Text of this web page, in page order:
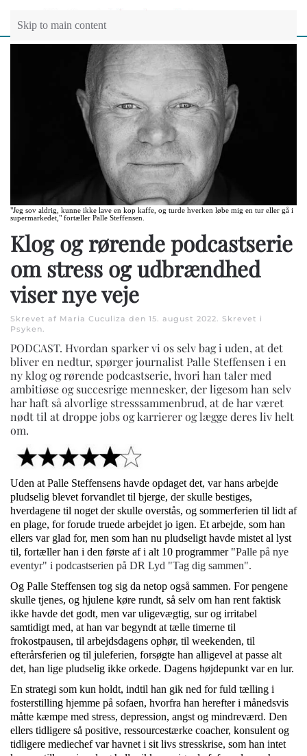
Skip to main content
"Jeg sov aldrig, kunne ikke lave en kop kaffe, og turde hverken løbe mig en tur eller gå i
supermarkedet," fortæller Palle Steffensen.
Klog og rørende podcastserie
om stress og udbrændhed
viser nye veje
Skrevet af Maria Cuculiza den 15. august 2022 . Skrevet i
Psyken
PODCAST. Hvordan sparker vi os selv bag i uden, at det
bliver en nedtur, spørger journalist Palle Steffensen i en
ny klog og rørende podcastserie, hvori han taler med
ambitiøse og succesrige mennesker, der ligesom han selv
har haft så alvorlige stresssammenbrud, at de har været
nødt til at droppe jobs og karrierer og lægge deres liv helt
om.
Uden at Palle Steffensens havde opdaget det, var hans arbejde
pludselig blevet forvandlet til bjerge, der skulle bestiges,
hverdagene til noget der skulle overstås, og sommerferien til lidt af
en plage, for forude truede arbejdet jo igen. Et arbejde, som han
ellers var glad for, men som han nu pludseligt havde mistet al lyst
til, fortæller han i den første af i alt 10 programmer "Palle på nye
eventyr" i podcastserien på DR Lyd "Tag dig sammen".
Og Palle Steffensen tog sig da netop også sammen. For pengene
skulle tjenes, og hjulene køre rundt, så selv om han rent faktisk
ikke havde det godt, men var uligevægtig, sur og irritabel
samtidigt med, at han var begyndt at tælle timerne til
frokostpausen, til arbejdsdagens ophør, til weekenden, til
efterårsferien og til juleferien, forsøgte han alligevel at passe alt
det, han lige pludselig ikke orkede. Dagens højdepunkt var en lur.
En strategi som kun holdt, indtil han gik ned for fuld tælling i
fosterstilling hjemme på sofaen, hvorfra han herefter i månedsvis
måtte kæmpe med stress, depression, angst og mindreværd. Den
ellers tidligere så positive, ressourcestærke coacher, konsulent og
tidligere mediechef var havnet i sit livs stresskrise, som han intet